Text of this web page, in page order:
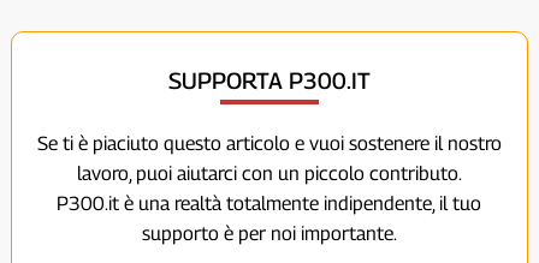
SUPPORTA P300.IT
Se ti è piaciuto questo articolo e vuoi sostenere il nostro
lavoro, puoi aiutarci con un piccolo contributo.
P300.it è una realtà totalmente indipendente, il tuo
supporto è per noi importante.